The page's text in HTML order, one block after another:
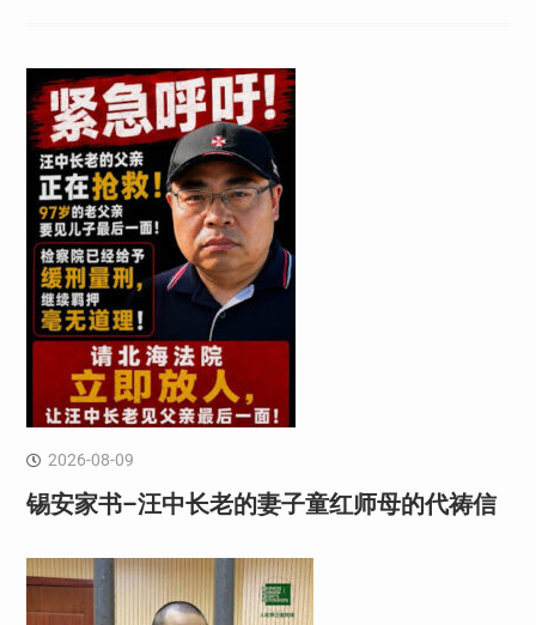
2026-08-09
锡安家书–汪中长老的妻子童红⁩师母的代祷信